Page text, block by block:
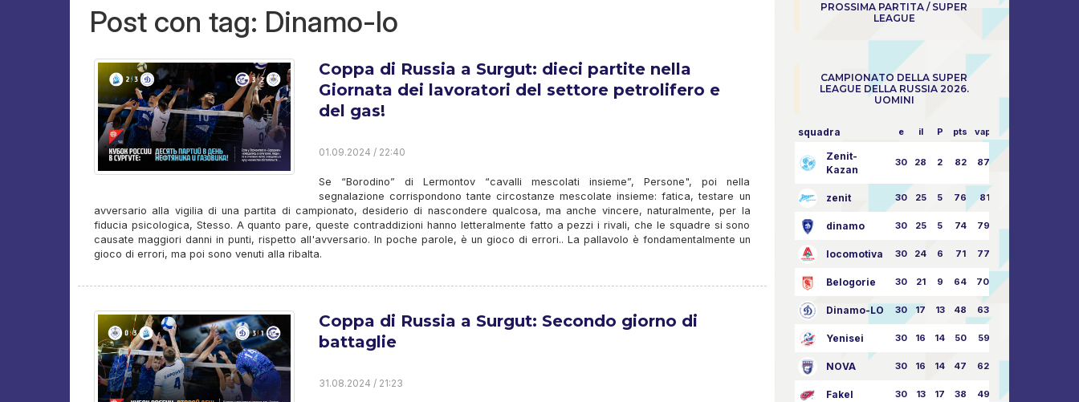
Post con tag: Dinamo-lo
Coppa di Russia a Surgut: dieci partite nella
Giornata dei lavoratori del settore petrolifero e
del gas!
01.09.2024 / 22:40
Se “Borodino” di Lermontov “cavalli mescolati insieme”, Persone", poi nella
segnalazione corrispondono tante circostanze mescolate insieme: fatica, testare un
avversario alla vigilia di una partita di campionato, desiderio di nascondere qualcosa, ma anche vincere, naturalmente, per la
fiducia psicologica, Stesso. A quanto pare, queste contraddizioni hanno letteralmente fatto a pezzi i rivali, che le squadre si sono
causate maggiori danni in punti, rispetto all'avversario. In poche parole, è un gioco di errori.. La pallavolo è fondamentalmente un
gioco di errori, ma poi sono venuti alla ribalta.
Coppa di Russia a Surgut: Secondo giorno di
battaglie
31.08.2024 / 21:23
PROSSIMA PARTITA / SUPER
LEAGUE
CAMPIONATO DELLA SUPER
LEAGUE DELLA RUSSIA 2026.
UOMINI
squadra e il P pts vapore
Zenit-
Kazan
30 28 2 82 87:24
zenit 30 25 5 76 81:21
dinamo 30 25 5 74 79:26
locomotiva 30 24 6 71 77:33
Belogorie 30 21 9 64 70:40
Dinamo-LO 30 17 13 48 63:57
Yenisei 30 16 14 50 59:53
NOVA 30 16 14 47 62:58
Fakel 30 13 17 38 49:62